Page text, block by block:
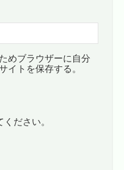
めブラウザーに自分
イトを保存する。
ださい。